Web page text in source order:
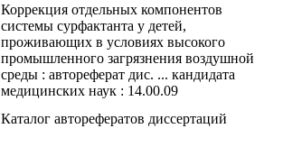
Коррекция отдельных компонентов
системы сурфактанта у детей,
проживающих в условиях высокого
промышленного загрязнения воздушной
среды : автореферат дис. ... кандидата
медицинских наук : 14.00.09
Каталог авторефератов диссертаций